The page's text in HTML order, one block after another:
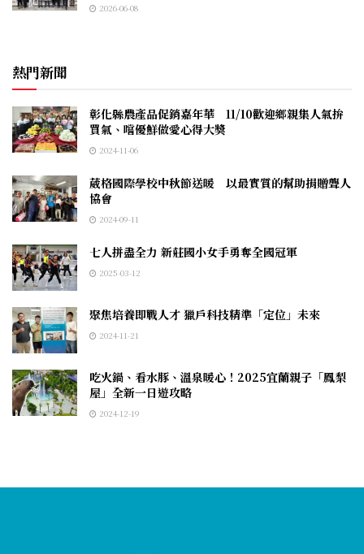
2026-06-08
熱門新聞
彰化縣農產品促銷嘉年華 11/10歡迎鄉親集人氣拚
買氣、嚐優鮮做愛心得大獎
2024-11-06
葳格國際學校中秋節送暖 以最實質的幫助捐贈聾人
協會
2024-09-11
七人拼盡全力 新莊國小女手勇奪全國冠軍
2025-03-12
聚焦培養即戰人才 獵戶科技精準「定位」未來
2024-11-21
吃火鍋、看水豚、溫泉暖心！2025宜蘭親子「鳳梨
屋」全新一日遊攻略
2024-12-19